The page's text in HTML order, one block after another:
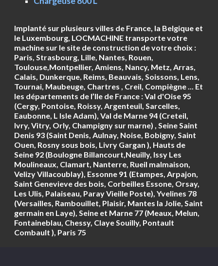
Implanté sur plusieurs villes de France, la Belgique et
le Luxembourg, LOCMACHINE transporte votre
machine sur le site de construction de votre choix :
Paris, Strasbourg, Lille, Nantes, Rouen,
Toulouse,Montpellier, Amiens, Nancy, Metz, Arras,
Calais, Dunkerque, Reims, Beauvais, Soissons, Lens,
Tournai, Maubeuge, Chartres , Creil, Compiègne ... Et
les départements de l’Ile de France : Val d'Oise 95
(Cergy, Pontoise, Roissy, Argenteuil, Sarcelles,
Eaubonne, L Isle Adam), Val de Marne 94 (Creteil,
Ivry, Vitry, Orly, Champigny sur marne) , Seine Saint
Denis 93 (Saint Denis, Aulnay, Noise, Bobigny, Saint
Ouen, Rosny sous bois, Livry Gargan ), Hauts de
Seine 92 (Boulogne Billancourt,Neuilly, Issy Les
Moulineaux, Clamart, Nanterre, Rueil malmaison,
Velizy Villacoublay), Essonne 91 (Etampes, Arpajon,
Saint Genevieve des bois, Corbeilles Essone, Orsay,
Les Ulis, Palaiseau, Paray Vieille Poste), Yvelines 78
(Versailles, Rambouillet, Plaisir, Mantes la Jolie, Saint
germain en Laye), Seine et Marne 77 (Meaux, Melun,
Fontaineblau, Chessy, Claye Souilly, Pontault
Combault ), Paris 75